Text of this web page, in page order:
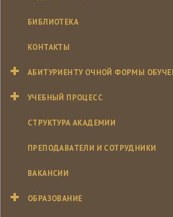
БИБЛИОТЕКА
КОНТАКТЫ
АБИТУРИЕНТУ ОЧНОЙ ФОРМЫ
УЧЕБНЫЙ ПРОЦЕСС
СТРУКТУРА АКАДЕМИИ
ПРЕПОДАВАТЕЛИ И СОТРУДНИКИ
ВАКАНСИИ
ОБРАЗОВАНИЕ